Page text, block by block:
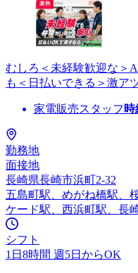
むしろ＜未経験歓迎な＞
も＜日払いできる＞激ア
家電販売スタッフ 時
勤務地
面接地
長崎県長崎市浜町2-32
五島町駅、めがね橋駅、
ケード駅、西浜町駅、長
シフト
1日8時間 週5日からOK